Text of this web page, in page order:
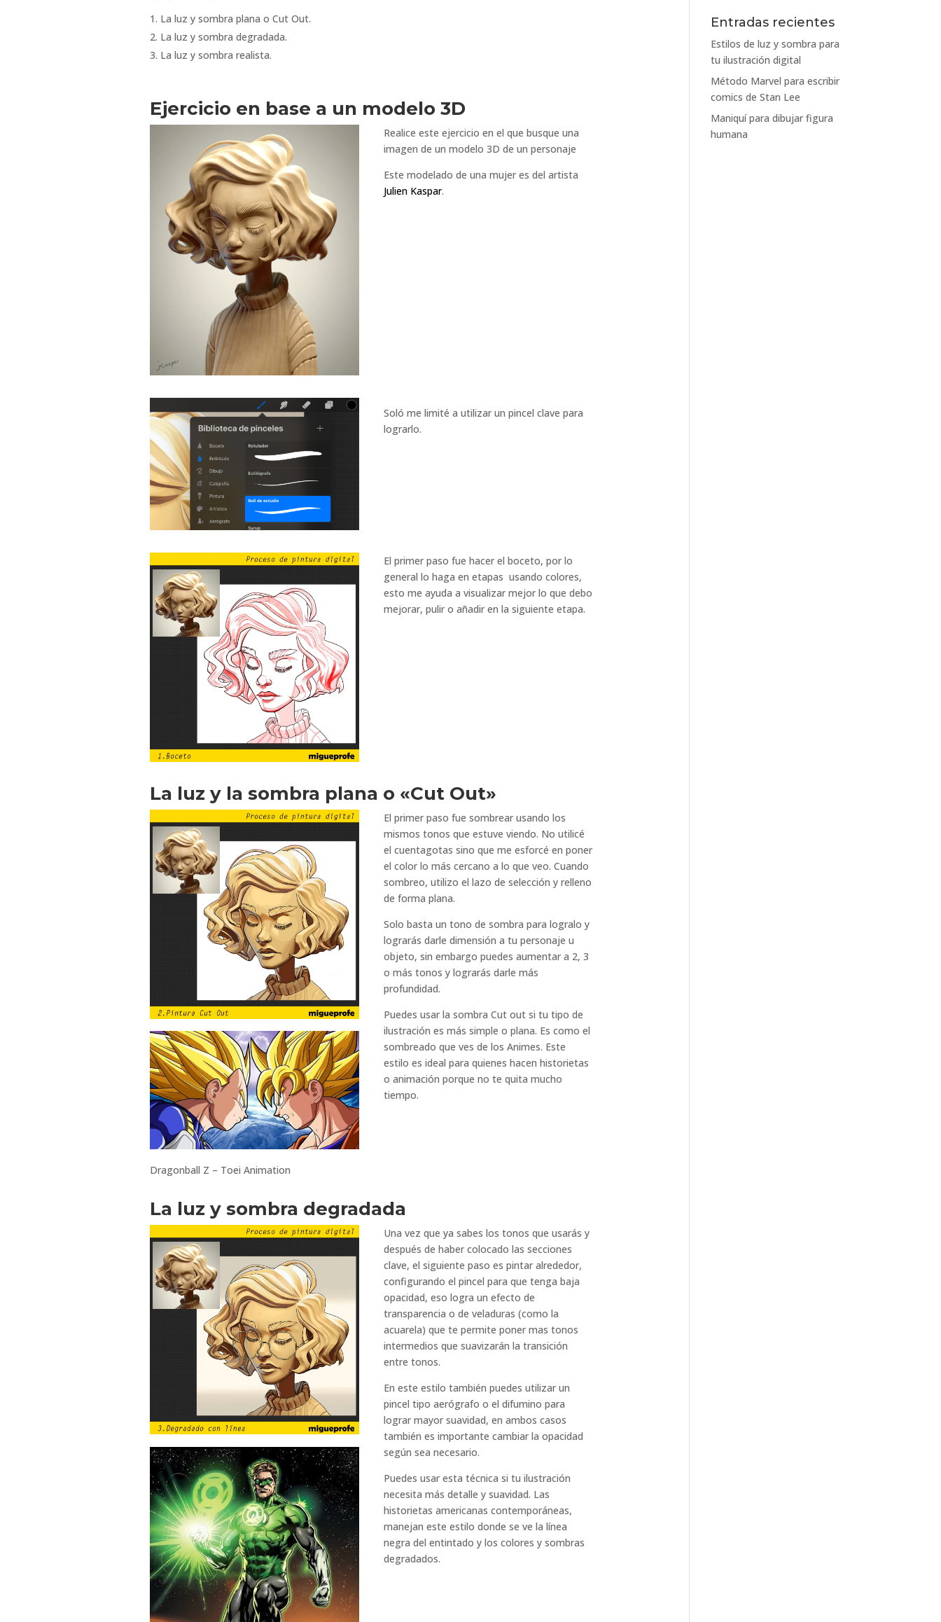
La luz y sombra plana o Cut Out.
La luz y sombra degradada.
La luz y sombra realista.
Ejercicio en base a un modelo 3D
Realice este ejercicio en el que busque una
imagen de un modelo 3D de un personaje
Este modelado de una mujer es del artista
Julien Kaspar.
Soló me limité a utilizar un pincel clave para
lograrlo.
El primer paso fue hacer el boceto, por lo
general lo haga en etapas usando colores,
esto me ayuda a visualizar mejor lo que debo
mejorar, pulir o añadir en la siguiente etapa.
La luz y la sombra plana o «Cut Out»
Dragonball Z – Toei Animation
El primer paso fue sombrear usando los
mismos tonos que estuve viendo. No utilicé
el cuentagotas sino que me esforcé en poner
el color lo más cercano a lo que veo. Cuando
sombreo, utilizo el lazo de selección y relleno
de forma plana.
Solo basta un tono de sombra para logralo y
lograrás darle dimensión a tu personaje u
objeto, sin embargo puedes aumentar a 2, 3
o más tonos y lograrás darle más
profundidad.
Puedes usar la sombra Cut out si tu tipo de
ilustración es más simple o plana. Es como el
sombreado que ves de los Animes. Este
estilo es ideal para quienes hacen historietas
o animación porque no te quita mucho
tiempo.
La luz y sombra degradada
Una vez que ya sabes los tonos que usarás y
después de haber colocado las secciones
clave, el siguiente paso es pintar alrededor,
configurando el pincel para que tenga baja
opacidad, eso logra un efecto de
transparencia o de veladuras (como la
acuarela) que te permite poner mas tonos
intermedios que suavizarán la transición
entre tonos.
En este estilo también puedes utilizar un
pincel tipo aerógrafo o el difumino para
lograr mayor suavidad, en ambos casos
también es importante cambiar la opacidad
según sea necesario.
Puedes usar esta técnica si tu ilustración
necesita más detalle y suavidad. Las
historietas americanas contemporáneas,
manejan este estilo donde se ve la línea
negra del entintado y los colores y sombras
degradados.
Entradas recientes
Estilos de luz y sombra para
tu ilustración digital
Método Marvel para escribir
comics de Stan Lee
Maniquí para dibujar figura
humana